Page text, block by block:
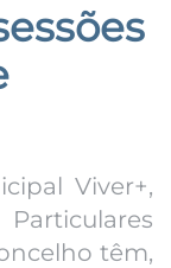
Viver+,
têm,